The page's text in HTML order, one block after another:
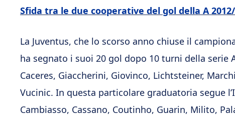
Sfida tra le due cooperative del gol della A
La Juventus, che lo scorso anno chiuse il
ha segnato i suoi 20 gol dopo 10 turni della serie
Caceres, Giaccherini, Giovinco, Lichtsteiner,
Vucinic. In questa particolare graduatoria segue
Cambiasso, Cassano, Coutinho, Guarin, Milito,